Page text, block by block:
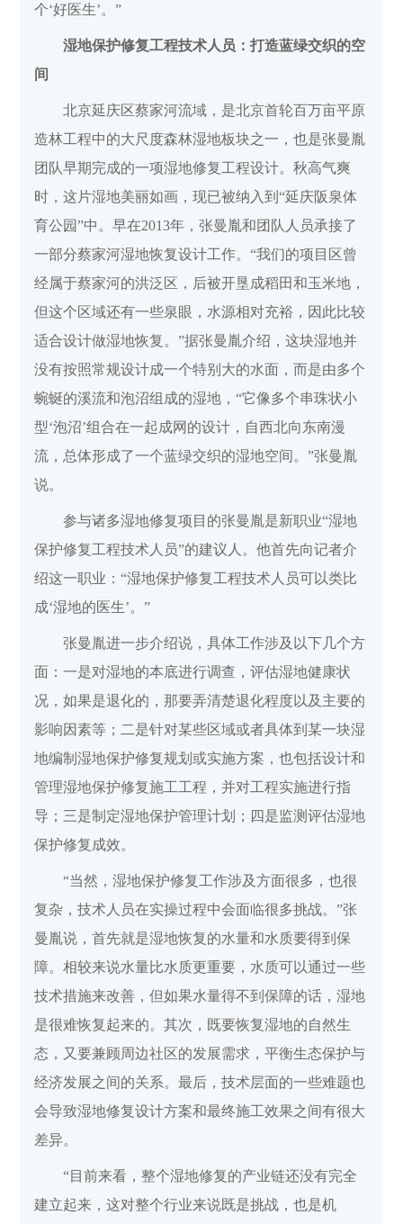
个‘好医生’。”
湿地保护修复工程技术人员：打造蓝绿交织的空
间
北京延庆区蔡家河流域，是北京首轮百万亩平原
造林工程中的大尺度森林湿地板块之一，也是张曼胤
团队早期完成的一项湿地修复工程设计。秋高气爽
时，这片湿地美丽如画，现已被纳入到“延庆阪泉体
育公园”中。早在2013年，张曼胤和团队人员承接了
一部分蔡家河湿地恢复设计工作。“我们的项目区曾
经属于蔡家河的洪泛区，后被开垦成稻田和玉米地，
但这个区域还有一些泉眼，水源相对充裕，因此比较
适合设计做湿地恢复。”据张曼胤介绍，这块湿地并
没有按照常规设计成一个特别大的水面，而是由多个
蜿蜒的溪流和泡沼组成的湿地，“它像多个串珠状小
型‘泡沼’组合在一起成网的设计，自西北向东南漫
流，总体形成了一个蓝绿交织的湿地空间。”张曼胤
说。
参与诸多湿地修复项目的张曼胤是新职业“湿地
保护修复工程技术人员”的建议人。他首先向记者介
绍这一职业：“湿地保护修复工程技术人员可以类比
成‘湿地的医生’。”
张曼胤进一步介绍说，具体工作涉及以下几个方
面：一是对湿地的本底进行调查，评估湿地健康状
况，如果是退化的，那要弄清楚退化程度以及主要的
影响因素等；二是针对某些区域或者具体到某一块湿
地编制湿地保护修复规划或实施方案，也包括设计和
管理湿地保护修复施工工程，并对工程实施进行指
导；三是制定湿地保护管理计划；四是监测评估湿地
保护修复成效。
“当然，湿地保护修复工作涉及方面很多，也很
复杂，技术人员在实操过程中会面临很多挑战。”张
曼胤说，首先就是湿地恢复的水量和水质要得到保
障。相较来说水量比水质更重要，水质可以通过一些
技术措施来改善，但如果水量得不到保障的话，湿地
是很难恢复起来的。其次，既要恢复湿地的自然生
态，又要兼顾周边社区的发展需求，平衡生态保护与
经济发展之间的关系。最后，技术层面的一些难题也
会导致湿地修复设计方案和最终施工效果之间有很大
差异。
“目前来看，整个湿地修复的产业链还没有完全
建立起来，这对整个行业来说既是挑战，也是机